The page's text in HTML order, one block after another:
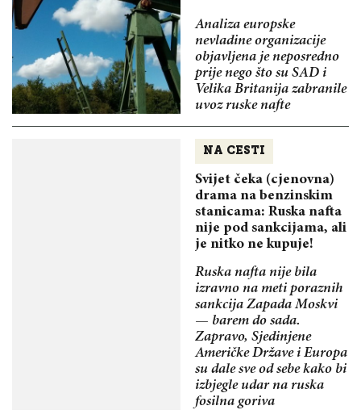
Analiza europske
nevladine organizacije
objavljena je neposredno
prije nego što su SAD i
Velika Britanija zabranile
uvoz ruske nafte
NA CESTI
Svijet čeka (cjenovna)
drama na benzinskim
stanicama: Ruska nafta
nije pod sankcijama, ali
je nitko ne kupuje!
Ruska nafta nije bila
izravno na meti poraznih
sankcija Zapada Moskvi
— barem do sada.
Zapravo, Sjedinjene
Američke Države i Europa
su dale sve od sebe kako bi
izbjegle udar na ruska
fosilna goriva